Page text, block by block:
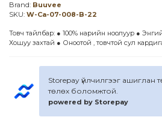
Brand: Buuvee
SKU: W-Ca-07-008-B-22
Товч тайлбар: ● 100% нарийн ноолуур ●
Хошуу захтай ● Оноотой , товчтой сул
Storepay үйлчилгээг ашиглан
төлөх боломжтой.
powered by Storepay